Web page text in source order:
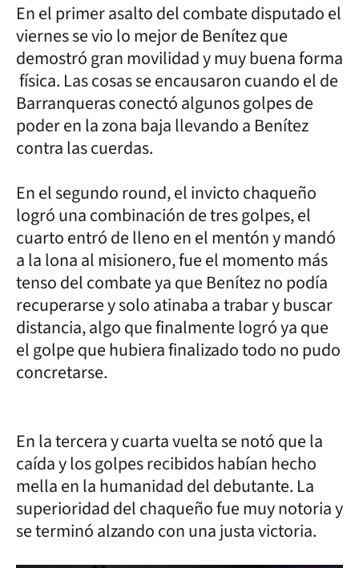
En el primer asalto del combate disputado el
viernes se vio lo mejor de Benítez que
demostró gran movilidad y muy buena forma
física. Las cosas se encausaron cuando el de
Barranqueras conectó algunos golpes de
poder en la zona baja llevando a Benítez
contra las cuerdas.
En el segundo round, el invicto chaqueño
logró una combinación de tres golpes, el
cuarto entró de lleno en el mentón y mandó
a la lona al misionero, fue el momento más
tenso del combate ya que Benítez no podía
recuperarse y solo atinaba a trabar y buscar
distancia, algo que finalmente logró ya que
el golpe que hubiera finalizado todo no pudo
concretarse.
En la tercera y cuarta vuelta se notó que la
caída y los golpes recibidos habían hecho
mella en la humanidad del debutante. La
superioridad del chaqueño fue muy notoria y
se terminó alzando con una justa victoria.